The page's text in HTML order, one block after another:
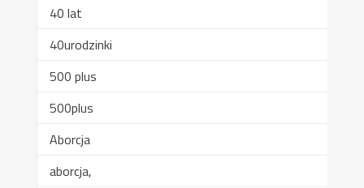
40 lat
40urodzinki
500 plus
500plus
Aborcja
aborcja,